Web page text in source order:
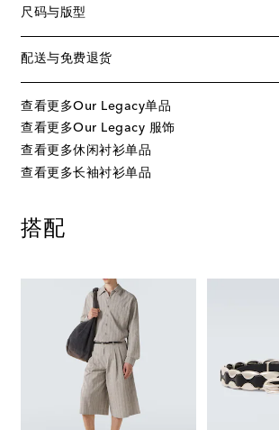
尺码与版型
配送与免费退货
查看更多Our Legacy单品
查看更多Our Legacy 服饰
查看更多休闲衬衫单品
查看更多长袖衬衫单品
搭配